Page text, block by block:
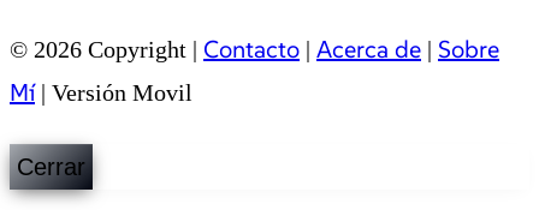
© 2026 Copyright | Contacto | Acerca de | Sobre
Mí| Versión Movil
Cerrar